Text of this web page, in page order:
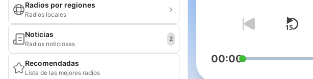
Radios por regiones
Radios locales
Noticias
Radios noticiosas
2
Recomendadas
Lista de las mejores radios
00:00